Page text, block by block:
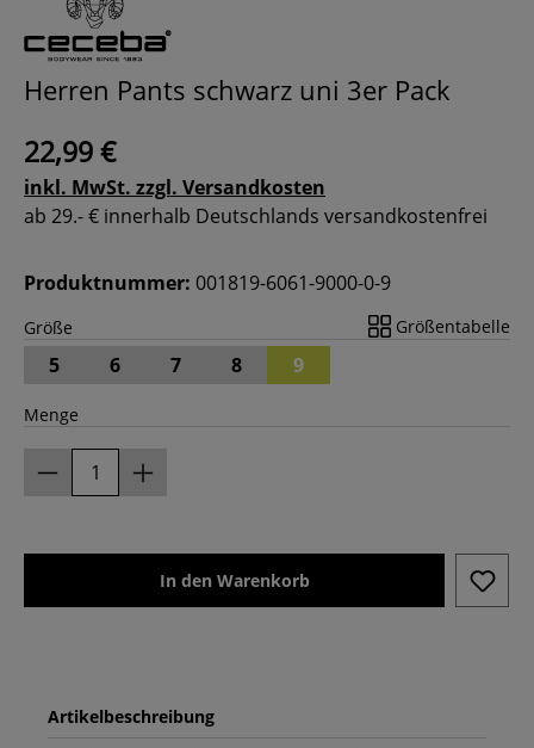
Herren Pants schwarz uni 3er Pack
22,99 €
inkl. MwSt. zzgl. Versandkosten
ab 29.- € innerhalb Deutschlands versandkostenfrei
Produktnummer: 001819-6061-9000-0-9
Größe Größentabelle
5 6 7 8 9
Menge
In den Warenkorb
Artikelbeschreibung